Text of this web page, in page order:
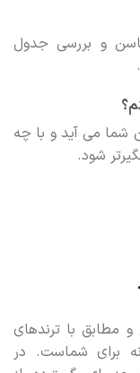
و بررسی جدول
شما می آید و با چه
شود.
و مطابق با ترندهای
برای شماست. در